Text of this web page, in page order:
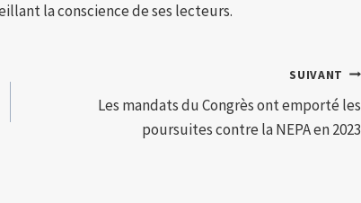
la conscience de ses lecteurs.
SUIVANT
Les mandats du Congrès ont emporté les
poursuites contre la NEPA en 2023